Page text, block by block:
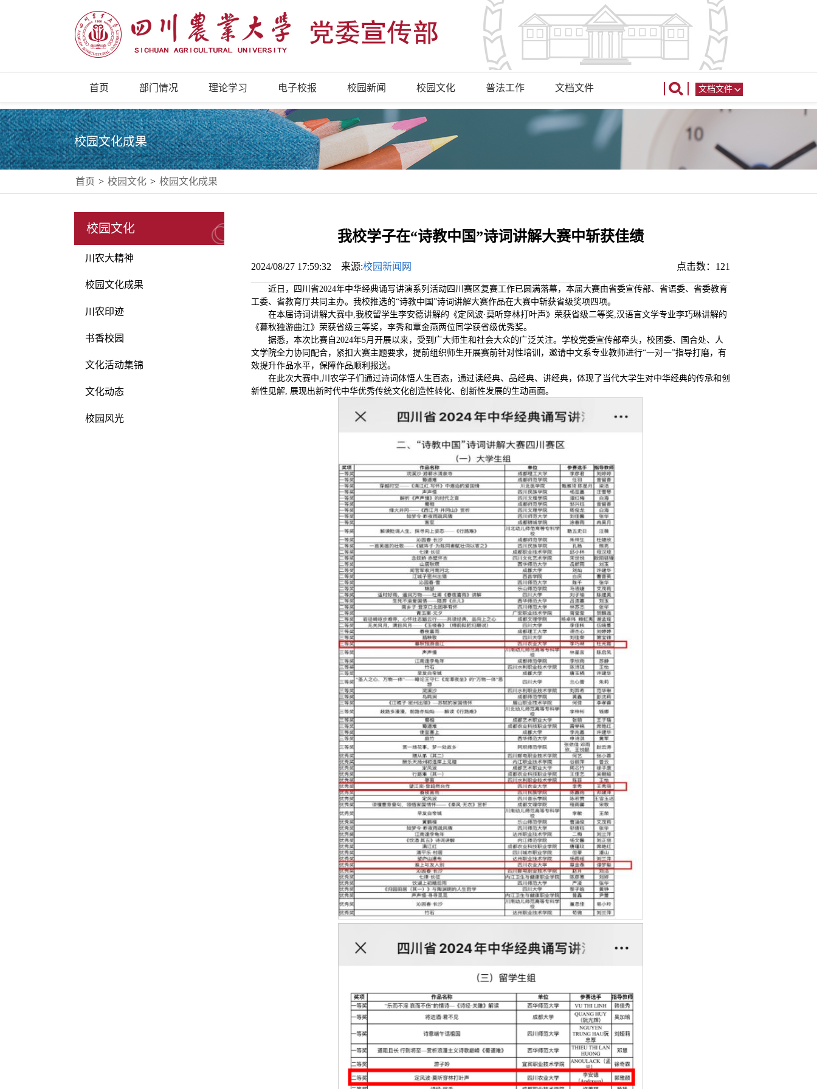
首页 部门情况 理论学习 电子校报 校园新闻 校园文化 普法工作 文档文件 文档文件
校园文化成果
首页 > 校园文化 > 校园文化成果
校园文化
川农大精神
校园文化成果
川农印迹
书香校园
文化活动集锦
文化动态
校园风光
我校学子在“诗教中国”诗词讲解大赛中斩获佳绩
点击数： 121
2024/08/27 17:59:32 来源:校园新闻网
近日，四川省2024年中华经典诵写讲演系列活动四川赛区复赛工作已圆满落幕，本届大赛由省委宣传部、省语委、省委教育
工委、省教育厅共同主办。我校推选的“诗教中国”诗词讲解大赛作品在大赛中斩获省级奖项四项。
在本届诗词讲解大赛中,我校留学生李安德讲解的《定风波·莫听穿林打叶声》荣获省级二等奖,汉语言文学专业李巧琳讲解的
《暮秋独游曲江》荣获省级三等奖，李秀和覃金燕两位同学获省级优秀奖。
据悉，本次比赛自2024年5月开展以来，受到广大师生和社会大众的广泛关注。学校党委宣传部牵头，校团委、国合处、人
文学院全力协同配合，紧扣大赛主题要求，提前组织师生开展赛前针对性培训，邀请中文系专业教师进行“一对一”指导打磨，有
效提升作品水平，保障作品顺利报送。
在此次大赛中,川农学子们通过诗词体悟人生百态，通过读经典、品经典、讲经典，体现了当代大学生对中华经典的传承和创
新性见解, 展现出新时代中华优秀传统文化创造性转化、创新性发展的生动画面。